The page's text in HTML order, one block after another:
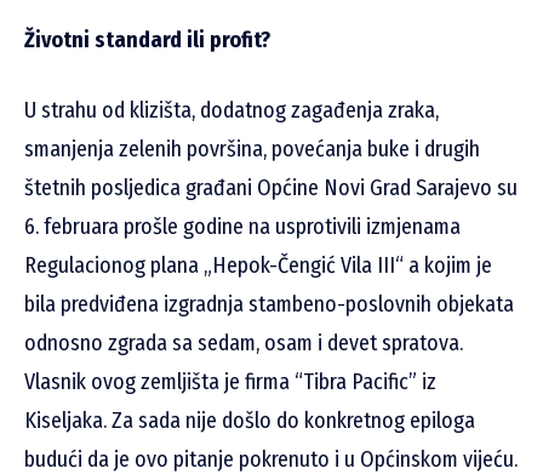
Životni standard ili profit?
U strahu od klizišta, dodatnog zagađenja zraka,
smanjenja zelenih površina, povećanja buke i drugih
štetnih posljedica građani Općine Novi Grad Sarajevo su
6. februara prošle godine na usprotivili izmjenama
Regulacionog plana „Hepok-Čengić Vila III“ a kojim je
bila predviđena izgradnja stambeno-poslovnih objekata
odnosno zgrada sa sedam, osam i devet spratova.
Vlasnik ovog zemljišta je firma “Tibra Pacific” iz
Kiseljaka. Za sada nije došlo do konkretnog epiloga
budući da je ovo pitanje pokrenuto i u Općinskom vijeću.